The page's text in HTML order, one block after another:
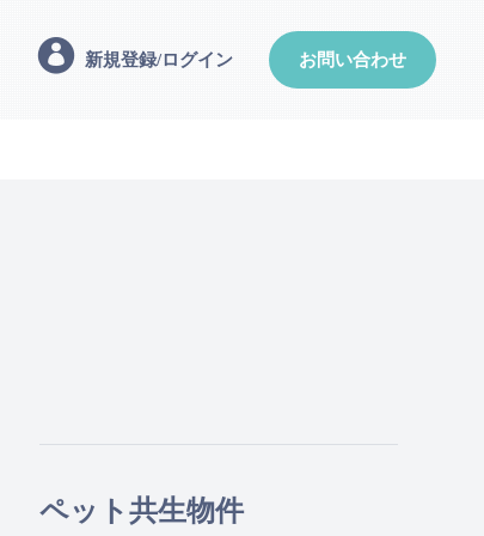
新規登録/ログイン お問い合わせ
ペット共生物件